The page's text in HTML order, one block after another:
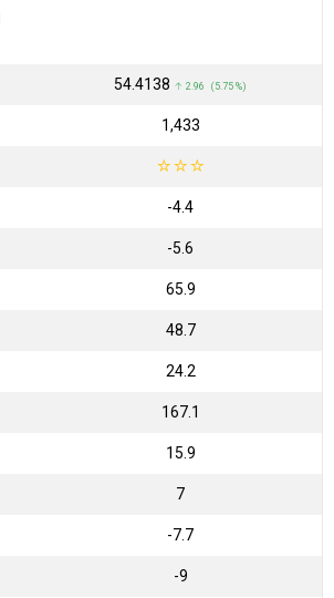
₹54.4138 ↑ 2.96 (5.75 %)
₹1,433
☆☆☆
-4.4
-5.6
65.9
48.7
24.2
167.1
15.9
7
-7.7
-9